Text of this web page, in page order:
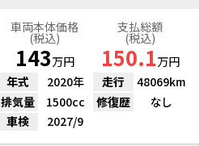
車両本体価格
(税込)
143万円
支払総額
(税込)
150.1万円
年式
2020年 走行
48069km
排気量
1500cc 修復歴
なし
車検
2027/9